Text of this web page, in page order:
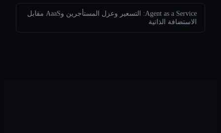
Agent as a Service: التسعير وعزل المستأجرين وAaaS مقابل
الاستضافة الذاتية